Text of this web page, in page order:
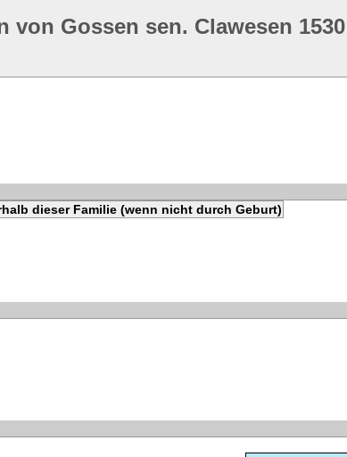
von Gossen sen. Clawesen 1530
dieser Familie (wenn nicht durch Geburt)